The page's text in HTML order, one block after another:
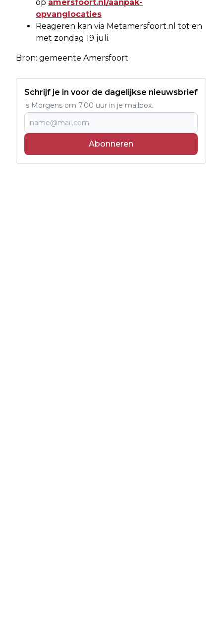
op amersfoort.nl/aanpak-
opvanglocaties
Reageren kan via Metamersfoort.nl tot en
met zondag 19 juli.
Bron: gemeente Amersfoort
Schrijf je in voor de dagelijkse nieuwsbrief
's Morgens om 7.00 uur in je mailbox.
Abonneren